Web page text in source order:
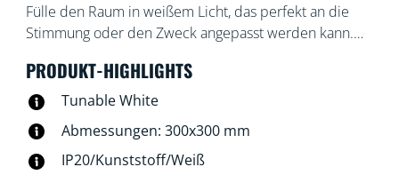
Fülle den Raum in weißem Licht, das perfekt an die
Stimmung oder den Zweck angepasst werden kann.
machen diese Leuchten zu einem komfortablen und
hervorragend passenden Teil des Raums.
PRODUKT-HIGHLIGHTS
Tunable White
Abmessungen: 300x300 mm
IP20/Kunststoff/Weiß